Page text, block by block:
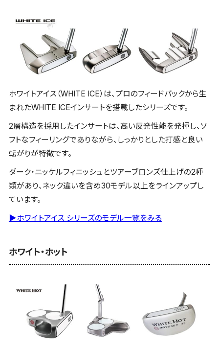
ホワイトアイス（WHITE ICE）は、プロのフィードバックから生
まれたWHITE ICEインサートを搭載したシリーズです。
2層構造を採用したインサートは、高い反発性能を発揮し、ソ
フトなフィーリングでありながら、しっかりとした打感と良い
転がりが特徴です。
ダーク・ニッケルフィニッシュとツアーブロンズ仕上げの2種
類があり、ネック違いを含め30モデル以上をラインアップし
ています。
▶ホワイトアイス シリーズのモデル一覧をみる
ホワイト・ホット